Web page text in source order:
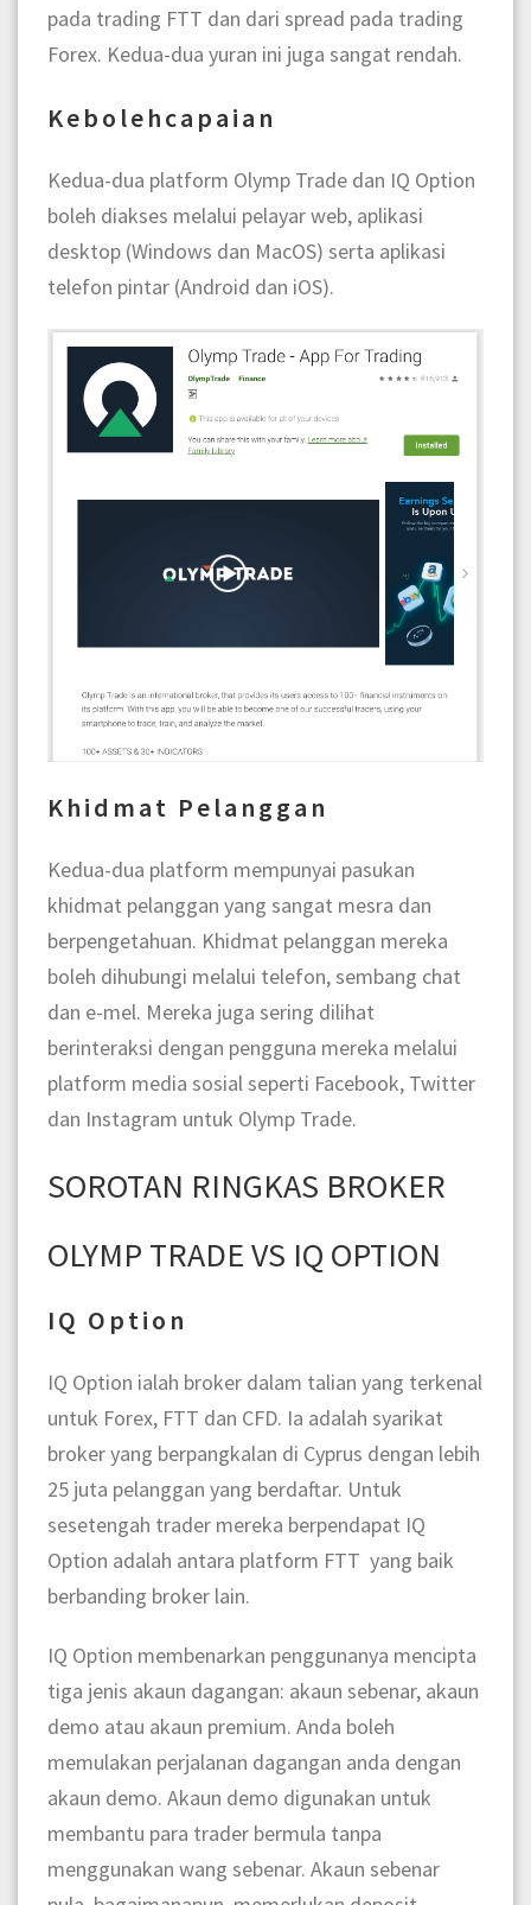
pada trading FTT dan dari spread pada trading
Forex. Kedua-dua yuran ini juga sangat rendah.
Kebolehcapaian
Kedua-dua platform Olymp Trade dan IQ Option
boleh diakses melalui pelayar web, aplikasi
desktop (Windows dan MacOS) serta aplikasi
telefon pintar (Android dan iOS).
Khidmat Pelanggan
Kedua-dua platform mempunyai pasukan
khidmat pelanggan yang sangat mesra dan
berpengetahuan. Khidmat pelanggan mereka
boleh dihubungi melalui telefon, sembang chat
dan e-mel. Mereka juga sering dilihat
berinteraksi dengan pengguna mereka melalui
platform media sosial seperti Facebook, Twitter
dan Instagram untuk Olymp Trade.
SOROTAN RINGKAS BROKER
OLYMP TRADE VS IQ OPTION
IQ Option
IQ Option ialah broker dalam talian yang terkenal
untuk Forex, FTT dan CFD. Ia adalah syarikat
broker yang berpangkalan di Cyprus dengan lebih
25 juta pelanggan yang berdaftar. Untuk
sesetengah trader mereka berpendapat IQ
Option adalah antara platform FTT yang baik
berbanding broker lain.
IQ Option membenarkan penggunanya mencipta
tiga jenis akaun dagangan: akaun sebenar, akaun
demo atau akaun premium. Anda boleh
memulakan perjalanan dagangan anda dengan
akaun demo. Akaun demo digunakan untuk
membantu para trader bermula tanpa
menggunakan wang sebenar. Akaun sebenar